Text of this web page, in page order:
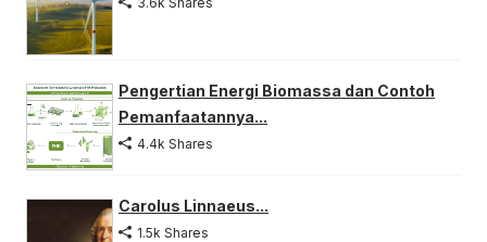
Pengertian Energi Biomassa dan Contoh
Pemanfaatannya...
4.4k Shares
Carolus Linnaeus...
1.5k Shares